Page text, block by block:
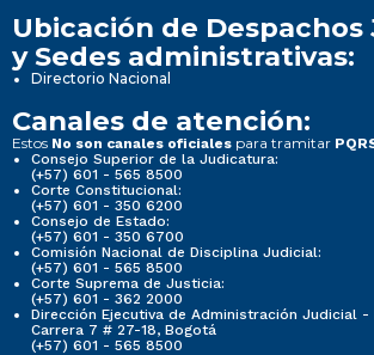
Ubicación de Despachos
y Sedes administrativas:
Directorio Nacional
Canales de atención:
Estos No son canales oficiales para tramitar
Consejo Superior de la Judicatura:
(+57) 601 - 565 8500
Corte Constitucional:
(+57) 601 - 350 6200
Consejo de Estado:
(+57) 601 - 350 6700
Comisión Nacional de Disciplina Judicial:
(+57) 601 - 565 8500
Corte Suprema de Justicia:
(+57) 601 - 362 2000
Dirección Ejecutiva de Administración Judicial -
Carrera 7 # 27-18, Bogotá
(+57) 601 - 565 8500